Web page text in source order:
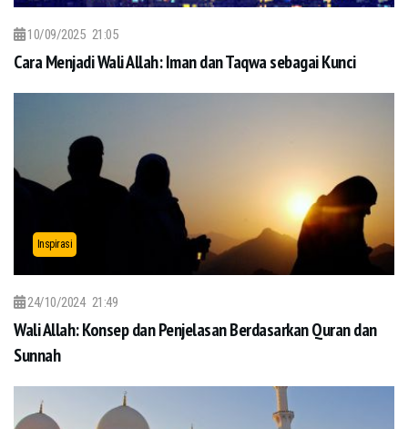
10/09/2025 21:05
Cara Menjadi Wali Allah: Iman dan Taqwa sebagai Kunci
Inspirasi
24/10/2024 21:49
Wali Allah: Konsep dan Penjelasan Berdasarkan Quran dan
Sunnah